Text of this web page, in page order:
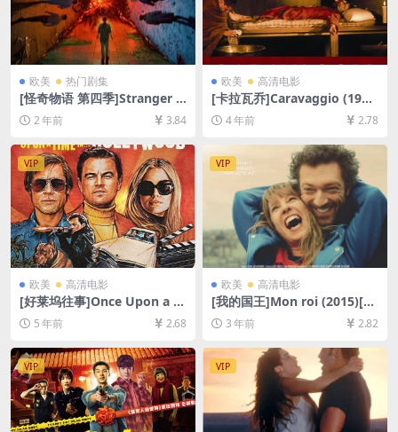
欧美 热门剧集
[怪奇物语 第四季]Stranger T
hings Season 4 (2022)[百度
网盘+夸克网盘1080P超清未
删减资源][网盘在线播放/下
载][MP4/48GB][中英字幕]
2 年前 3.84
欧美 高清电影
[卡拉瓦乔]Caravaggio (198
6)[百度网盘+迅雷云盘资源10
80P超清未删减][MP4/5.7GB]
[中文字幕]
4 年前 2.78
VIP
欧美 高清电影
[好莱坞往事]Once Upon a Ti
me… in Hollywood (2019)
[百度网盘+迅雷云盘资源1080
P超清未删减][MP4/10GB][中
英字幕]
5 年前 2.68
VIP
欧美 高清电影
[我的国王]Mon roi (2015)[百
度网盘+夸克网盘1080P超清
未删减资源][网盘在线播放/下
载][MP4/8GB][中文字幕]
3 年前 2.82
VIP VIP